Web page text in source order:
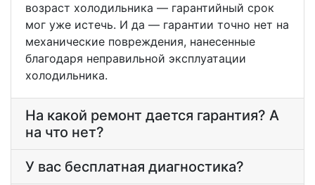
возраст холодильника — гарантийный срок
мог уже истечь. И да — гарантии точно нет на
механические повреждения, нанесенные
благодаря неправильной эксплуатации
холодильника.
На какой ремонт дается гарантия? А
на что нет?
У вас бесплатная диагностика?